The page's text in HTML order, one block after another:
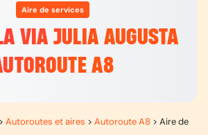
Aire de services
VIA JULIA AUGUSTA
A8
> Autoroutes et aires > Autoroute A8 > Aire de